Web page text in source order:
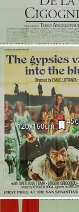
120x160cm
45€
✔